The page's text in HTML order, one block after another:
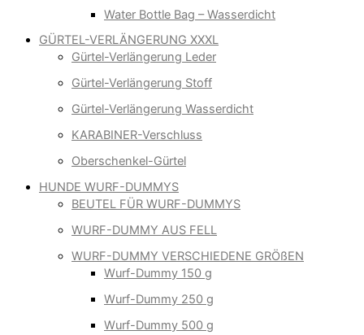
Water Bottle Bag – Wasserdicht
GÜRTEL-VERLÄNGERUNG XXXL
Gürtel-Verlängerung Leder
Gürtel-Verlängerung Stoff
Gürtel-Verlängerung Wasserdicht
KARABINER-Verschluss
Oberschenkel-Gürtel
HUNDE WURF-DUMMYS
BEUTEL FÜR WURF-DUMMYS
WURF-DUMMY AUS FELL
WURF-DUMMY VERSCHIEDENE GRÖßEN
Wurf-Dummy 150 g
Wurf-Dummy 250 g
Wurf-Dummy 500 g